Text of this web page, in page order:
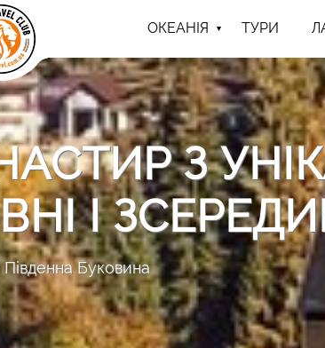
ОКЕАНІЯ ТУРИ
З
І
Південна Буковина